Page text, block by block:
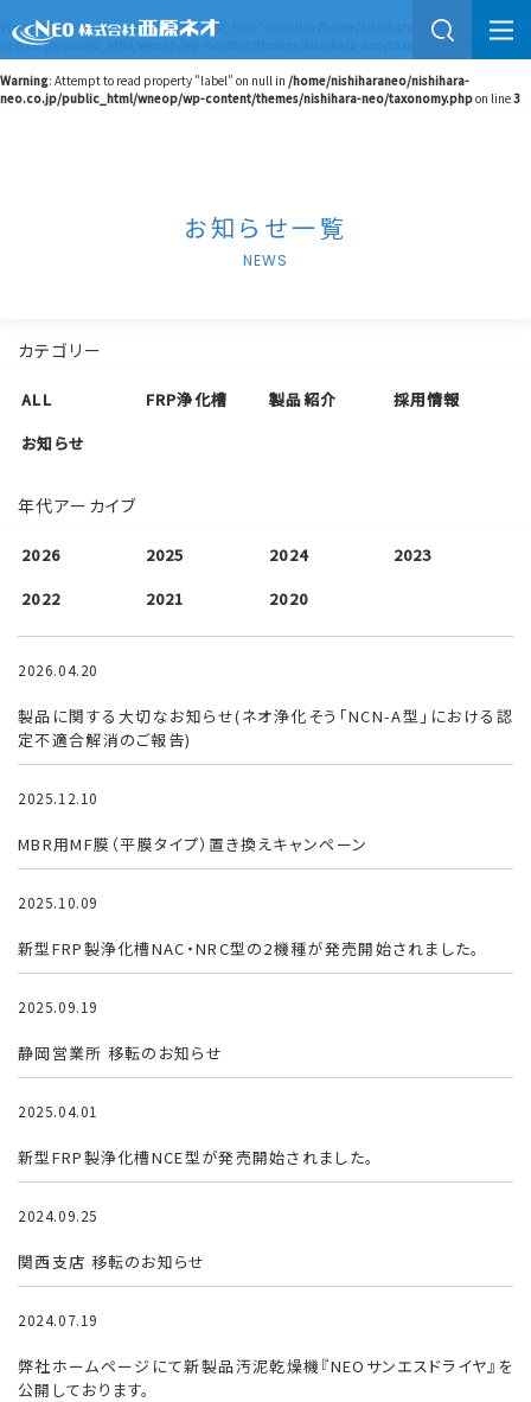
Warning : Attempt to read property "post_type" on null in
/home/nishiharaneo/nishihara-
neo.co.jp/public_html/wneop/wp-content/themes/nishihara-neo/taxonomy.php
on line
Warning: Attempt to read property "label" on null in /home/nishiharaneo/nishihara-
neo.co.jp/public_html/wneop/wp-content/themes/nishihara-neo/taxonomy.phpon line3
お知らせ一覧
NEWS
カテゴリー
ALL FRP浄化槽 製品紹介
採用情報
お知らせ
年代アーカイブ
2026 2025 2024
2023
2022
2021 2020
2026.04.20
製品に関する大切なお知らせ(ネオ浄化そう「NCN-A型」における認
定不適合解消のご報告)
2025.12.10
MBR用MF膜（平膜タイプ）置き換えキャンペーン
2025.10.09
新型FRP製浄化槽NAC・NRC型の2機種が発売開始されました。
2025.09.19
静岡営業所 移転のお知らせ
2025.04.01
新型FRP製浄化槽NCE型が発売開始されました。
2024.09.25
関西支店 移転のお知らせ
2024.07.19
弊社ホームページにて新製品汚泥乾燥機『NEOサンエスドライヤ』を
公開しております。